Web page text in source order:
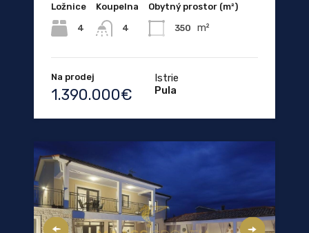
Ložnice
4
Koupelna
4
Obytný prostor (m²)
350 m²
Na prodej
1.390.000€
Istrie
Pula